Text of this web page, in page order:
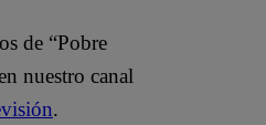
de “Pobre
nuestro canal
.